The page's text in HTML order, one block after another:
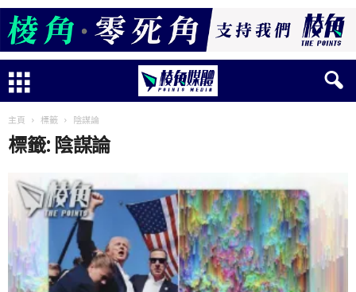
主頁 標籤 陰謀論
標籤: 陰謀論